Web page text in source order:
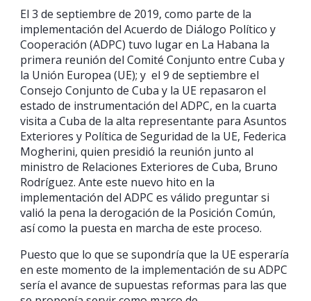
El 3 de septiembre de 2019, como parte de la
implementación del Acuerdo de Diálogo Político y
Cooperación (ADPC) tuvo lugar en La Habana la
primera reunión del Comité Conjunto entre Cuba y
la Unión Europea (UE); y el 9 de septiembre el
Consejo Conjunto de Cuba y la UE repasaron el
estado de instrumentación del ADPC, en la cuarta
visita a Cuba de la alta representante para Asuntos
Exteriores y Política de Seguridad de la UE, Federica
Mogherini, quien presidió la reunión junto al
ministro de Relaciones Exteriores de Cuba, Bruno
Rodríguez. Ante este nuevo hito en la
implementación del ADPC es válido preguntar si
valió la pena la derogación de la Posición Común,
así como la puesta en marcha de este proceso.
Puesto que lo que se supondría que la UE esperaría
en este momento de la implementación de su ADPC
sería el avance de supuestas reformas para las que